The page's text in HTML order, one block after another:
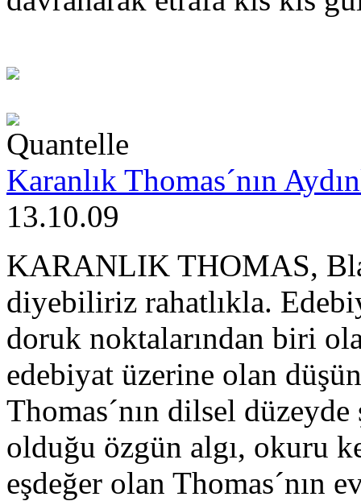
Quantelle
Karanlık Thomas´nın
13.10.09
KARANLIK THOMAS,
diyebiliriz rahatlıkla.
doruk noktalarından biri
edebiyat üzerine olan
Thomas´nın dilsel
olduğu özgün algı, okuru
eşdeğer olan Thomas´nın